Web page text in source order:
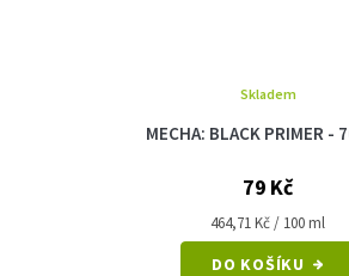
MECHA: BLACK PRIMER -
Skladem
79 Kč
Měrná
cena:
464,71 Kč / 100 ml
DO KOŠÍKU